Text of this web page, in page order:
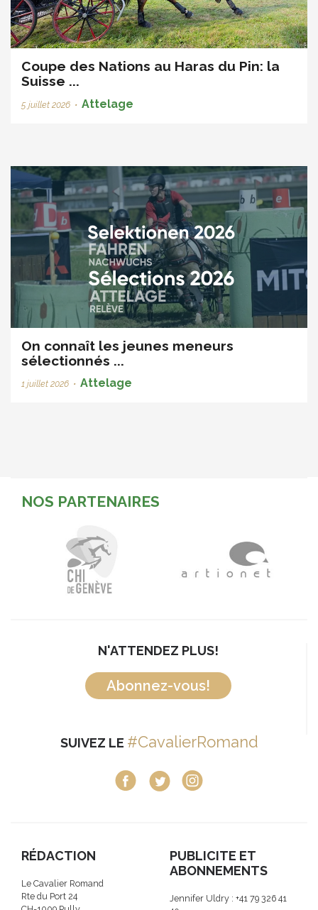
Coupe des Nations au Haras du Pin: la
Suisse ...
5 juillet 2026 • Attelage
On connaît les jeunes meneurs
sélectionnés ...
1 juillet 2026 • Attelage
NOS PARTENAIRES
N'ATTENDEZ PLUS!
Abonnez-vous!
SUIVEZ LE #CavalierRomand
RÉDACTION
Le Cavalier Romand
Rte du Port 24
PUBLICITE ET
ABONNEMENTS
Jennifer Uldry : +41 79 326 41